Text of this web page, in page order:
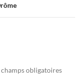
champs obligatoires